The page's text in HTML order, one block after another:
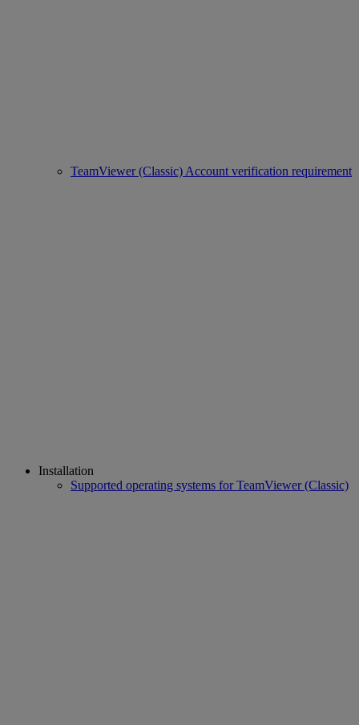
TeamViewer (Classic) Account verification requirement
Installation
Supported operating systems for TeamViewer (Classic)